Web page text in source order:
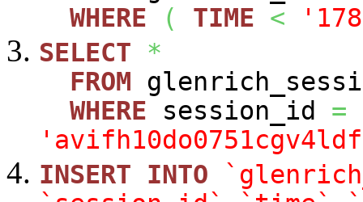
WHERE
( TIME <
SELECT
*
FROM
WHERE session_id =
INSERT
INTO